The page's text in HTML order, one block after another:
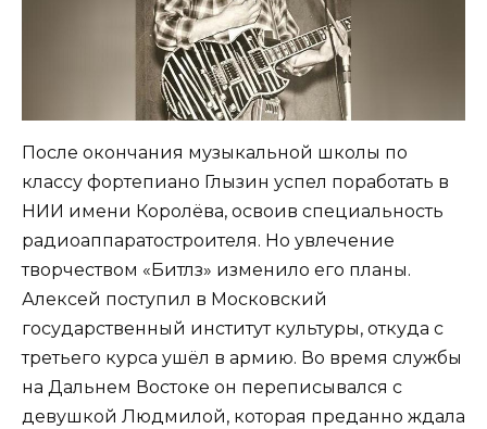
После окончания музыкальной школы по
классу фортепиано Глызин успел поработать в
НИИ имени Королёва, освоив специальность
радиоаппаратостроителя. Но увлечение
творчеством «Битлз» изменило его планы.
Алексей поступил в Московский
государственный институт культуры, откуда с
третьего курса ушёл в армию. Во время службы
на Дальнем Востоке он переписывался с
девушкой Людмилой, которая преданно ждала